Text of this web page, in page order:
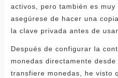
activos, pero también es
asegúrese de hacer una
la clave privada antes de
Después de configurar la
monedas directamente
transfiere monedas, he visto